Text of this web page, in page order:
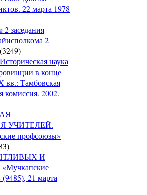
22 марта 1978
заседания
2
(3249)
наука
в конце
вв.: Тамбовская
комиссия. 2002.
УЧИТЕЛЕЙ.
профсоюзы»
)
И
21 марта